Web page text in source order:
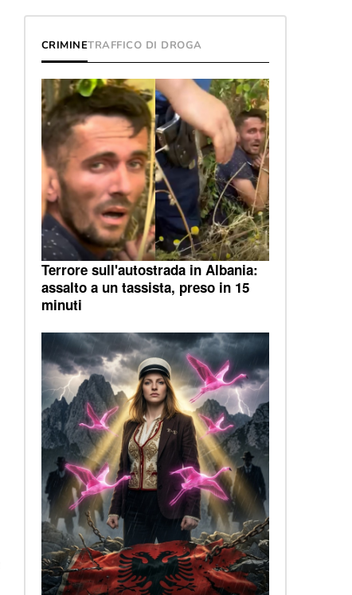
CRIMINETRAFFICO DI DROGA
Terrore sull'autostrada in Albania:
assalto a un tassista, preso in 15
minuti